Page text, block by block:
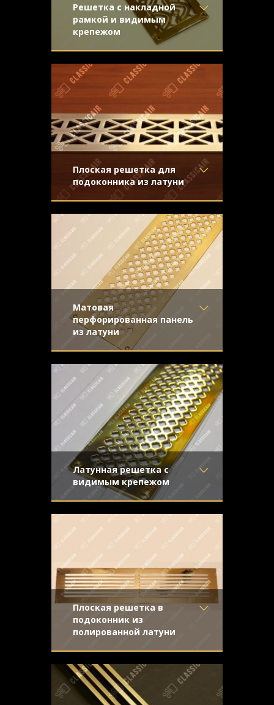
Решетка с накладной
рамкой и видимым
крепежом
Материал- Латунь
Отделка- Полированная
латунь
Узор
Конструкция
- С накладной
рамкой
ампирным узором
Плоская решетка для
подоконника из латуни
Материал- Латунь
Отделка- Шлифованная
латунь
Узор
- Треугольники
- Плоская
рисунком и матовой золотистой
поверхностью
Матовая
перфорированная панель
из латуни
Материал- Латунь
Отделка- Шлифованная
латунь
Узор
- Сетка со звёздами
Конструкция- Плоская
матовым лаком. Орнамент "Сетка со
звездами"
Латунная решетка с
видимым крепежом
Материал- Латунь
Отделка- Полированная
- Крестоцвет
латуни. В комплекте идут монтажные
саморезы
Плоская решетка в
подоконник из
полированной латуни
Материал- Латунь
Отделка- Полированная
латунь
Узор-
Конструкция- Плоская
плоской конструкции